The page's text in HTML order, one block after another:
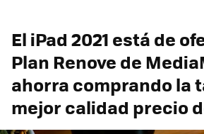
El iPad 2021 está de
Plan Renove de
ahorra comprando la
mejor calidad precio